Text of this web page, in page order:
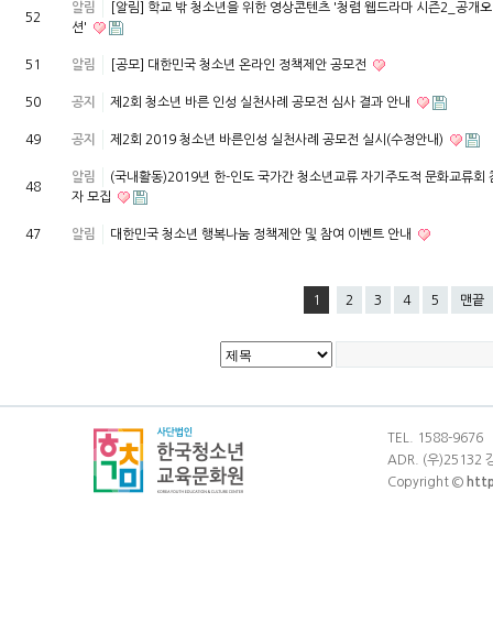
52
알림
[알림] 학교 밖 청소년을 위한 영상콘텐츠 '청렴 웹드라마 시즌2_공개
션'
51 알림 [공모] 대한민국 청소년 온라인 정책제안 공모전
50 공지 제2회 청소년 바른 인성 실천사례 공모전 심사 결과 안내
49 공지 제2회 2019 청소년 바른인성 실천사례 공모전 실시(수정안내)
48
알림
(국내활동)2019년 한-인도 국가간 청소년교류 자기주도적 문화교류회
자 모집
47 알림 대한민국 청소년 행복나눔 정책제안 및 참여 이벤트 안내
1 2 3 4 5 맨끝
TEL. 1588-
ADR. (우)25132
Copyright ©